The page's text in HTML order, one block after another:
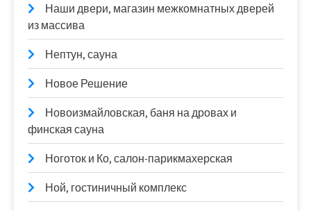
Наши двери, магазин межкомнатных дверей
из массива
Нептун, сауна
Новое Решение
Новоизмайловская, баня на дровах и
финская сауна
Ноготок и Ко, салон-парикмахерская
Ной, гостиничный комплекс